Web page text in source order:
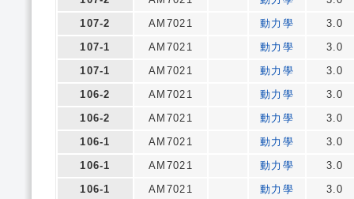
107-2
AM7021 動力學
3.0
107-1
AM7021 動力學
3.0
107-1
AM7021 動力學
3.0
106-2
AM7021 動力學
3.0
106-2
AM7021 動力學
3.0
106-1
AM7021 動力學
3.0
106-1
AM7021 動力學
3.0
106-1
AM7021 動力學
3.0